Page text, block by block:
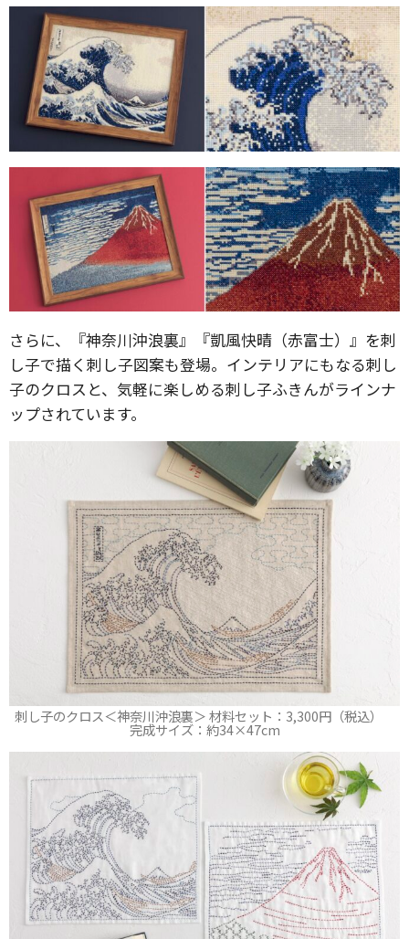
さらに、『神奈川沖浪裏』『凱風快晴（赤富士）』を刺
し子で描く刺し子図案も登場。インテリアにもなる刺し
子のクロスと、気軽に楽しめる刺し子ふきんがラインナ
ップされています。
刺し子のクロス＜神奈川沖浪裏＞ 材料セット：3,300円（税込）
完成サイズ：約34×47cm